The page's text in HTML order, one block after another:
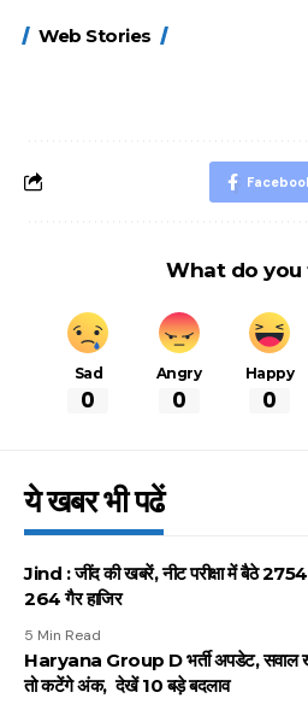
Web Stories
FASTag के ये नए
What do you
Sad
0
Angry
0
Happy
0
ये खबर भी पढें
Jind : जींद की खबरें, नीट परीक्षा में बैठे 2754
264 गैर हाजिर
5 Min Read
Haryana Group D भर्ती अपडेट, सवाल
तो कटेंगे अंक, देखें 10 बड़े बदलाव